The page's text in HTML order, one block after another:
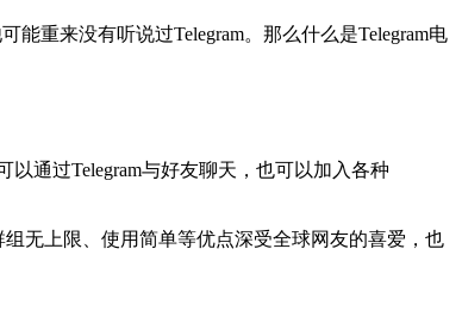
重来没有听说过Telegram。那么什么是Telegram电
以通过Telegram与好友聊天，也可以加入各种
组无上限、使用简单等优点深受全球网友的喜爱，也